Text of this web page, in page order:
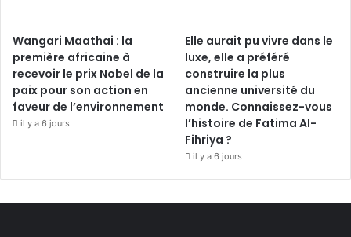
Wangari Maathai : la
première africaine à
recevoir le prix Nobel de la
paix pour son action en
faveur de l’environnement
il y a 6 jours
Elle aurait pu vivre dans le
luxe, elle a préféré
construire la plus
ancienne université du
monde. Connaissez-vous
l’histoire de Fatima Al-
Fihriya ?
il y a 6 jours